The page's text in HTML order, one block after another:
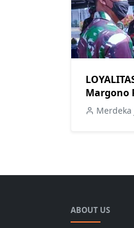
Margono
Merdeka
ABOUT US